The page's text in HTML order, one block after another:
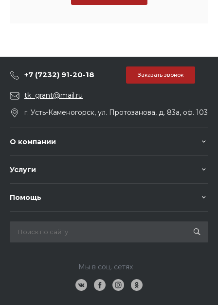
+7 (7232) 91-20-18 Заказать звонок
tk_grant@mail.ru
г. Усть-Каменогорск, ул. Протозанова, д. 83а, оф. 103
О компании
Услуги
Помощь
Мы в соц. сетях